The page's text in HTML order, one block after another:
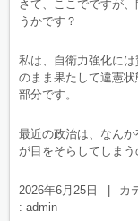
さて、ここでですが
うかです？
私は、自衛力強化に
のまま果たして違憲
部分です。
最近の政治は、なん
が目をそらしてしまう
2026年6月25日 カ
: admin